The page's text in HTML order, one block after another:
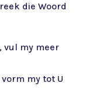
die Woord
vul my meer
my tot U